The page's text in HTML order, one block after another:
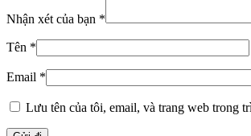
Nhận xét của bạn *
Tên *
Email *
Lưu tên của tôi, email, và trang web trong